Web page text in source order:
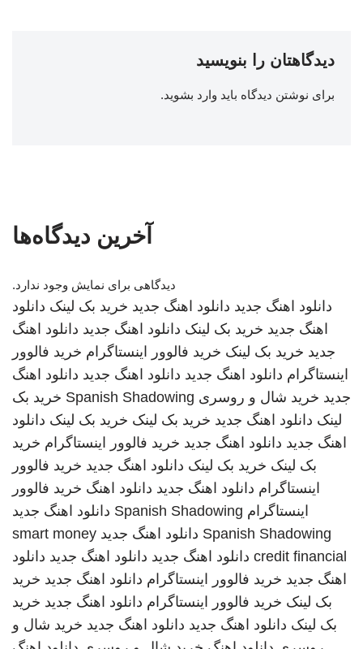
دیدگاهتان را بنویسید
برای نوشتن دیدگاه باید وارد بشوید.
آخرین دیدگاه‌ها
دیدگاهی برای نمایش وجود ندارد.
دانلود اهنگ جدید دانلود اهنگ جدید خرید بک لینک دانلود
اهنگ جدید خرید بک لینک دانلود اهنگ جدید دانلود اهنگ
جدید خرید بک لینک خرید فالوور اینستاگرام خرید فالوور
اینستاگرام دانلود اهنگ جدید دانلود اهنگ جدید دانلود اهنگ
جدید خرید شال و روسری Spanish Shadowing خرید بک
لینک دانلود اهنگ جدید خرید بک لینک خرید بک لینک دانلود
اهنگ جدید دانلود اهنگ جدید خرید فالوور اینستاگرام خرید
بک لینک خرید بک لینک دانلود اهنگ جدید خرید فالوور
اینستاگرام دانلود اهنگ جدید دانلود اهنگ خرید فالوور
اینستاگرام Spanish Shadowing دانلود اهنگ جدید
Spanish Shadowing دانلود اهنگ جدید smart money
credit financial دانلود اهنگ جدید دانلود اهنگ جدید دانلود
اهنگ جدید خرید فالوور اینستاگرام دانلود اهنگ جدید خرید
بک لینک خرید فالوور اینستاگرام دانلود اهنگ جدید خرید
بک لینک دانلود اهنگ جدید دانلود اهنگ جدید خرید شال و